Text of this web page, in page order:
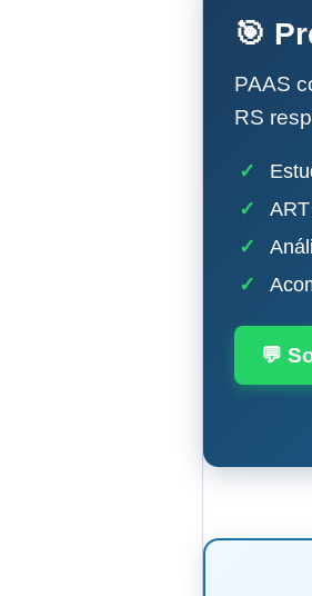
🎯
PAAS
RS
✓
✓
✓
✓
💬